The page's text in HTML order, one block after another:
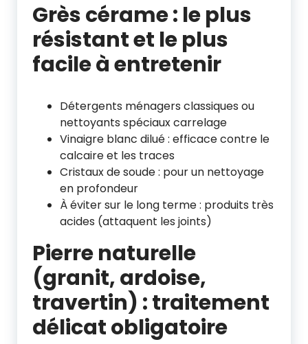
Grès cérame : le plus
résistant et le plus
facile à entretenir
Détergents ménagers classiques ou
nettoyants spéciaux carrelage
Vinaigre blanc dilué : efficace contre le
calcaire et les traces
Cristaux de soude : pour un nettoyage
en profondeur
À éviter sur le long terme : produits très
acides (attaquent les joints)
Pierre naturelle
(granit, ardoise,
travertin) : traitement
délicat obligatoire